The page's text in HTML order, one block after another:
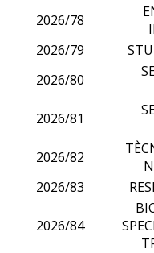
2026/78
2026/79
2026/80
2026/81
2026/82
2026/83
2026/84